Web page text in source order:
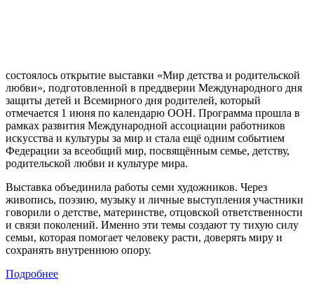
состоялось открытие выставки «Мир детства и родительской
любви», подготовленной в преддверии Международного дня
защиты детей и Всемирного дня родителей, который
отмечается 1 июня по календарю ООН. Программа прошла в
рамках развития Международной ассоциации работников
искусства и культуры за мир и стала ещё одним событием
Федерации за всеобщий мир, посвящённым семье, детству,
родительской любви и культуре мира.
Выставка объединила работы семи художников. Через
живопись, поэзию, музыку и личные выступления участники
говорили о детстве, материнстве, отцовской ответственности
и связи поколений. Именно эти темы создают ту тихую силу
семьи, которая помогает человеку расти, доверять миру и
сохранять внутреннюю опору.
Подробнее